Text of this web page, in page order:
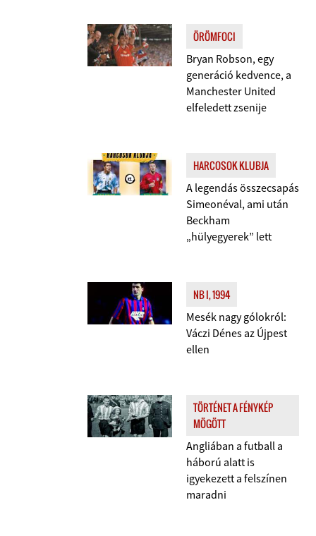
ÖRÖMFOCI
Bryan Robson, egy
generáció kedvence, a
Manchester United
elfeledett zsenije
HARCOSOK KLUBJA
A legendás összecsapás
Simeonéval, ami után
Beckham
„hülyegyerek” lett
NB I, 1994
Mesék nagy gólokról:
Váczi Dénes az Újpest
ellen
TÖRTÉNET A FÉNYKÉP
MÖGÖTT
Angliában a futball a
háború alatt is
igyekezett a felszínen
maradni